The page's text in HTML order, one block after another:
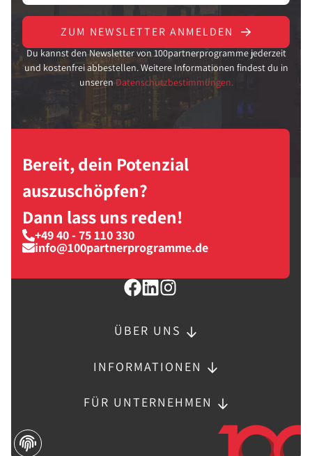
ZUM NEWSLETTER ANMELDEN
Du kannst den Newsletter von 100partnerprogramme jederzeit
und kostenfrei abbestellen. Weitere Informationen findest du in
unseren Datenschutzbestimmungen.
Bereit, dein Potenzial
auszuschöpfen?
Dann lass uns reden!
+49 40 - 75 110 330
info@100partnerprogramme.de
ÜBER UNS
INFORMATIONEN
FÜR UNTERNEHMEN